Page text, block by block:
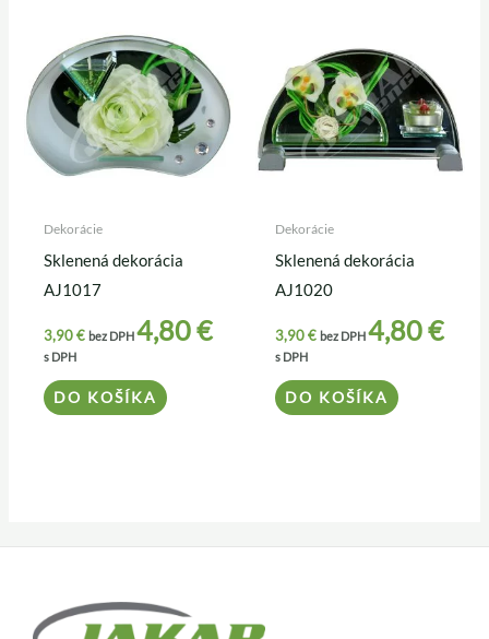
Dekorácie
Sklenená dekorácia
AJ1017
3,90€ bez DPH4,80€
s DPH
DO KOŠÍKA
Dekorácie
Sklenená dekorácia
AJ1020
3,90€ bez DPH4,80€
s DPH
DO KOŠÍKA